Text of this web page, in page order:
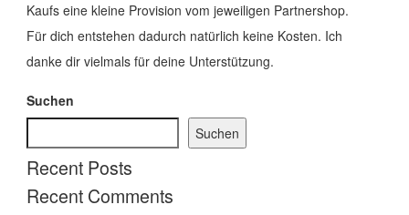
Kaufs eine kleine Provision vom jeweiligen Partnershop.
Für dich entstehen dadurch natürlich keine Kosten. Ich
danke dir vielmals für deine Unterstützung.
Suchen
Suchen
Recent Posts
Recent Comments